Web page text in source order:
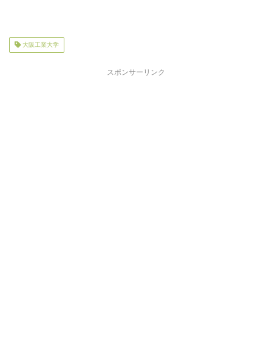
大阪工業大学
スポンサーリンク